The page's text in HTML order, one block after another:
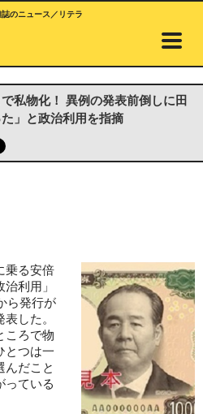
のニュース／リテラ
私物化！ 異例の発表前倒しに田
」と政治利用を指摘
乗る安倍
利用」
ら発行が
した。
ころで物
つは一
んだこと
っている